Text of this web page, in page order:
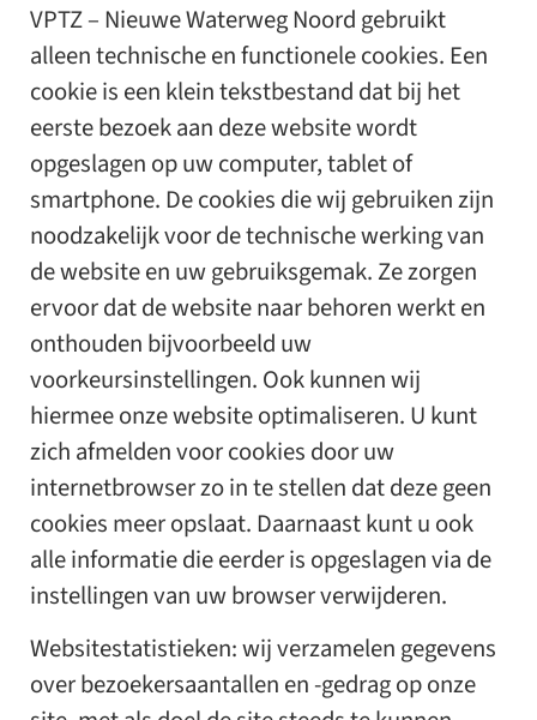
VPTZ – Nieuwe Waterweg Noord gebruikt
alleen technische en functionele cookies. Een
cookie is een klein tekstbestand dat bij het
eerste bezoek aan deze website wordt
opgeslagen op uw computer, tablet of
smartphone. De cookies die wij gebruiken zijn
noodzakelijk voor de technische werking van
de website en uw gebruiksgemak. Ze zorgen
ervoor dat de website naar behoren werkt en
onthouden bijvoorbeeld uw
voorkeursinstellingen. Ook kunnen wij
hiermee onze website optimaliseren. U kunt
zich afmelden voor cookies door uw
internetbrowser zo in te stellen dat deze geen
cookies meer opslaat. Daarnaast kunt u ook
alle informatie die eerder is opgeslagen via de
instellingen van uw browser verwijderen.
Websitestatistieken: wij verzamelen gegevens
over bezoekersaantallen en -gedrag op onze